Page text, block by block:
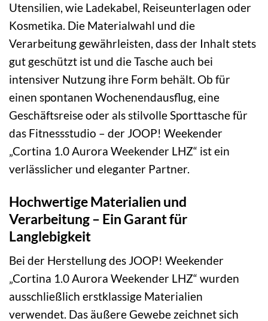
Utensilien, wie Ladekabel, Reiseunterlagen oder
Kosmetika. Die Materialwahl und die
Verarbeitung gewährleisten, dass der Inhalt stets
gut geschützt ist und die Tasche auch bei
intensiver Nutzung ihre Form behält. Ob für
einen spontanen Wochenendausflug, eine
Geschäftsreise oder als stilvolle Sporttasche für
das Fitnessstudio – der JOOP! Weekender
„Cortina 1.0 Aurora Weekender LHZ“ ist ein
verlässlicher und eleganter Partner.
Hochwertige Materialien und
Verarbeitung – Ein Garant für
Langlebigkeit
Bei der Herstellung des JOOP! Weekender
„Cortina 1.0 Aurora Weekender LHZ“ wurden
ausschließlich erstklassige Materialien
verwendet. Das äußere Gewebe zeichnet sich